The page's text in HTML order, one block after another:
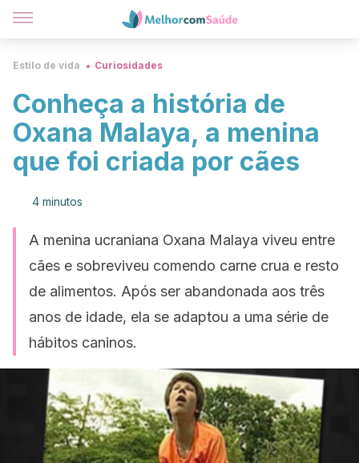
Estilo de vida Curiosidades
Conheça a história de
Oxana Malaya, a menina
que foi criada por cães
4 minutos
A menina ucraniana Oxana Malaya viveu entre
cães e sobreviveu comendo carne crua e resto
de alimentos. Após ser abandonada aos três
anos de idade, ela se adaptou a uma série de
hábitos caninos.